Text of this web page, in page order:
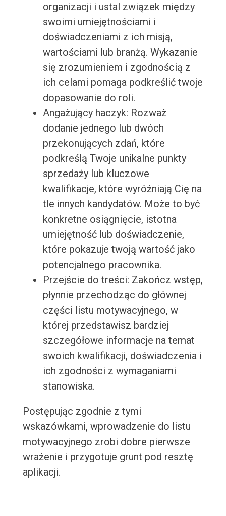
organizacji i ustal związek między
swoimi umiejętnościami i
doświadczeniami z ich misją,
wartościami lub branżą. Wykazanie
się zrozumieniem i zgodnością z
ich celami pomaga podkreślić twoje
dopasowanie do roli.
Angażujący haczyk: Rozważ
dodanie jednego lub dwóch
przekonujących zdań, które
podkreślą Twoje unikalne punkty
sprzedaży lub kluczowe
kwalifikacje, które wyróżniają Cię na
tle innych kandydatów. Może to być
konkretne osiągnięcie, istotna
umiejętność lub doświadczenie,
które pokazuje twoją wartość jako
potencjalnego pracownika.
Przejście do treści: Zakończ wstęp,
płynnie przechodząc do głównej
części listu motywacyjnego, w
której przedstawisz bardziej
szczegółowe informacje na temat
swoich kwalifikacji, doświadczenia i
ich zgodności z wymaganiami
stanowiska.
Postępując zgodnie z tymi
wskazówkami, wprowadzenie do listu
motywacyjnego zrobi dobre pierwsze
wrażenie i przygotuje grunt pod resztę
aplikacji.